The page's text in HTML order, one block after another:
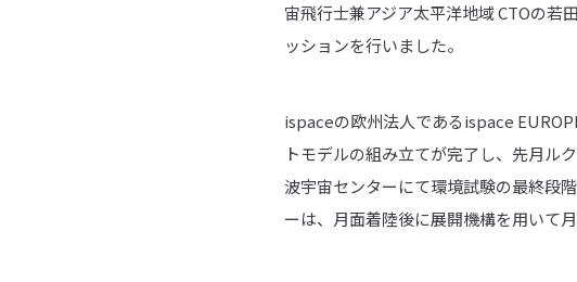
宙飛行士兼アジア太平洋地域 CTOの若
ッションを行いました。
ispaceの欧州法人であるispace
トモデルの組み立てが完了し、先月ル
波宇宙センターにて環境試験の最終段
ーは、月面着陸後に展開機構を用いて